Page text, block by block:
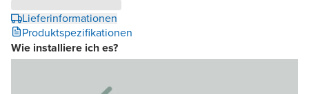
Lieferinformationen
Produktspezifikationen
Wie installiere ich es?